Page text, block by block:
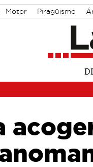
Motor Piragüismo